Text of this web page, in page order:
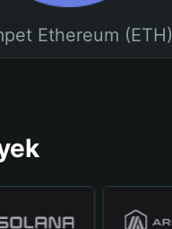
Ethereum (ETH)